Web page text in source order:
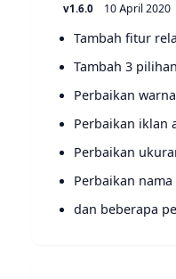
v1.6.0 10 April 2020
Tambah fitur
Tambah 3
Perbaikan
Perbaikan iklan
Perbaikan
Perbaikan
dan beberapa